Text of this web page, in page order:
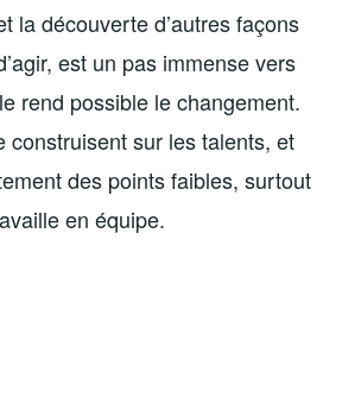
la découverte d’autres façons
est un pas immense vers
rend possible le changement.
construisent sur les talents, et
des points faibles, surtout
en équipe.